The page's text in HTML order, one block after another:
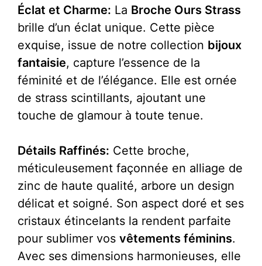
Éclat et Charme: La Broche Ours Strass
brille d’un éclat unique. Cette pièce
exquise, issue de notre collection bijoux
fantaisie, capture l’essence de la
féminité et de l’élégance. Elle est ornée
de strass scintillants, ajoutant une
touche de glamour à toute tenue.
Détails Raffinés: Cette broche,
méticuleusement façonnée en alliage de
zinc de haute qualité, arbore un design
délicat et soigné. Son aspect doré et ses
cristaux étincelants la rendent parfaite
pour sublimer vos vêtements féminins.
Avec ses dimensions harmonieuses, elle